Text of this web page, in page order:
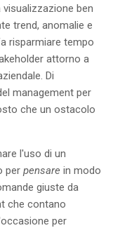
ben
trend, anomalie e
risparmiare tempo
attorno a
Di
management per
che un ostacolo
l'uso di un
per pensare in modo
giuste da
che contano
per